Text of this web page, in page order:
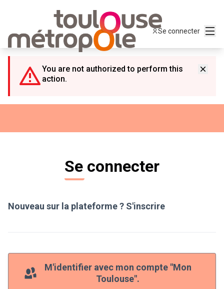
Se connecter
You are not authorized to perform this
action.
Se connecter
Nouveau sur la plateforme ? S'inscrire
M'identifier avec mon compte "Mon
Toulouse".